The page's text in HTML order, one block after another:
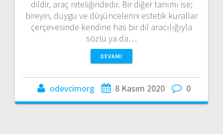
dildir, araç niteliğindedir. Bir diğer tanımı ise;
bireyin, duygu ve düşüncelerini estetik kurallar
çerçevesinde kendine has bir dil aracılığıyla
sözlü ya da…
DEVAMI
odevcimorg 8 Kasım 2020 0